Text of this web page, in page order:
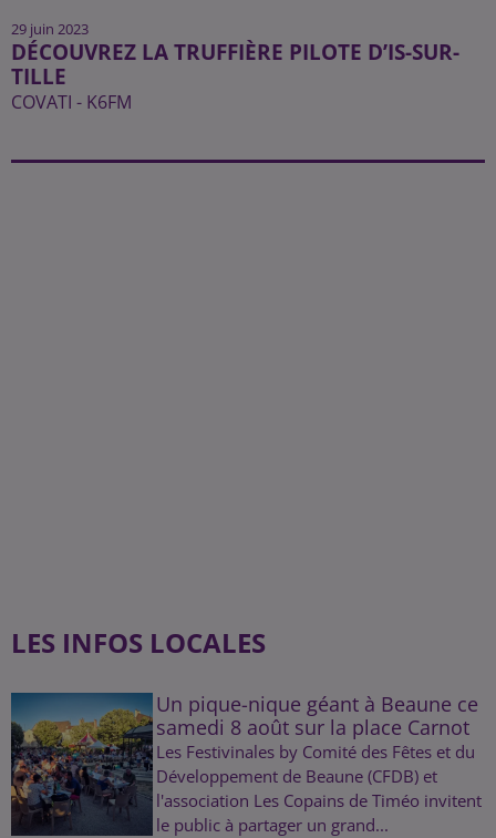
29 juin 2023
DÉCOUVREZ LA TRUFFIÈRE PILOTE D’IS-SUR-
TILLE
COVATI - K6FM
LES INFOS LOCALES
Un pique-nique géant à Beaune ce
samedi 8 août sur la place Carnot
Les Festivinales by Comité des Fêtes et du
Développement de Beaune (CFDB) et
l'association Les Copains de Timéo invitent
le public à partager un grand...